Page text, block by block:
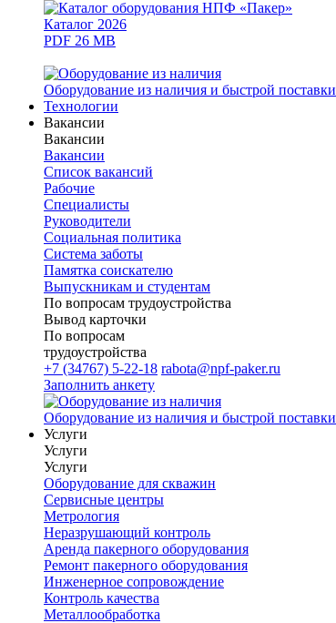
Каталог 2026
PDF 26 MB
Оборудование из наличия и быстрой поставки
Технологии
Вакансии
Вакансии
Вакансии
Список вакансий
Рабочие
Специалисты
Руководители
Cоциальная политика
Система заботы
Памятка соискателю
Выпускникам и студентам
По вопросам трудоустройства
Вывод карточки
По вопросам
трудоустройства
+7 (34767) 5-22-18 rabota@npf-paker.ru
Заполнить анкету
Оборудование из наличия и быстрой поставки
Услуги
Услуги
Услуги
Оборудование для скважин
Сервисные центры
Метрология
Неразрушающий контроль
Аренда пакерного оборудования
Ремонт пакерного оборудования
Инженерное сопровождение
Контроль качества
Металлообработка